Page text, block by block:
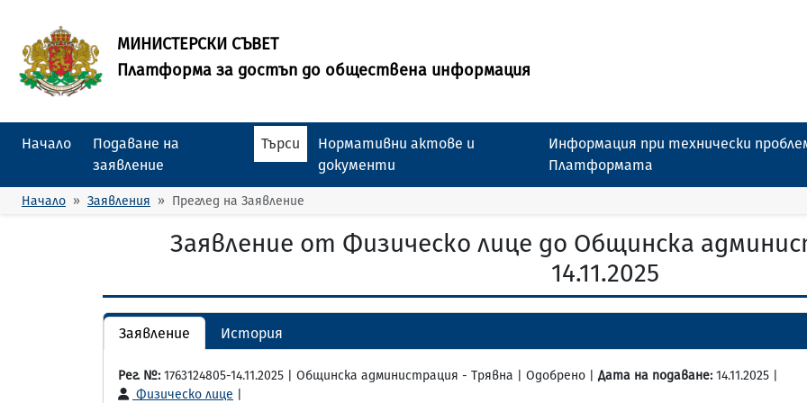
МИНИСТЕРСКИ СЪВЕТ
Платформа за достъп до обществена информация
Начало
Подаване на
заявление
Търси
Нормативни актове и
документи
Информация при технически
Платформата
Начало Заявления Преглед на Заявление
Заявление от Физическо лице до Общинска
14.11.2025
Заявление История
Рег. №: 1763124805-14.11.2025 | Общинска администрация - Трявна | Одобрено | Дата на подаване: 14.11.2025 |
Физическо лице